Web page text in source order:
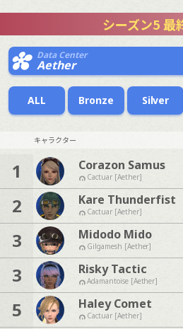
シーズン5 最
Data Center
Aether
ALL Bronze Silver
キャラクター
1 Corazon Samus
Cactuar [Aether]
2 Kare Thunderfist
Cactuar [Aether]
3 Midodo Mido
Gilgamesh [Aether]
3 Risky Tactic
Adamantoise [Aether]
5 Haley Comet
Cactuar [Aether]